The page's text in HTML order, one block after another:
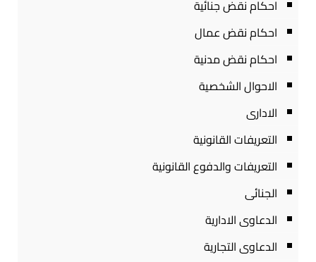
احكام نقض جنائية
احكام نقض عمال
احكام نقض مدنية
الاحوال الشخصية
الادارى
التعريفات القانونية
التعريفات والدفوع القانونية
الجنائى
الدعاوى الادارية
الدعاوى التجارية